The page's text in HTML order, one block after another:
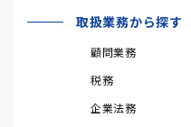
取扱業務から探す
顧問業務
税務
企業法務